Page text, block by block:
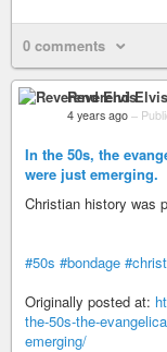
0 comments
Reverend Elvis
4 years ago –
In the 50s, the
were just emerging.
Christian history was
#50s #bondage
Originally posted at:
the-50s-the-
emerging/